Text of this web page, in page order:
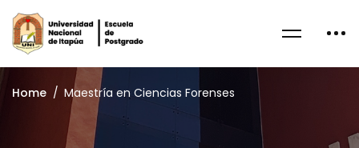
Home Maestría en Ciencias Forenses